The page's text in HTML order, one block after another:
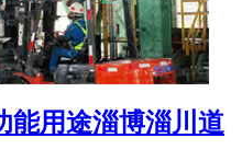
能用途淄博淄川道